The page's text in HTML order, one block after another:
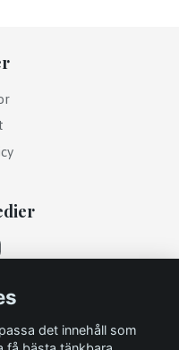
det innehåll som